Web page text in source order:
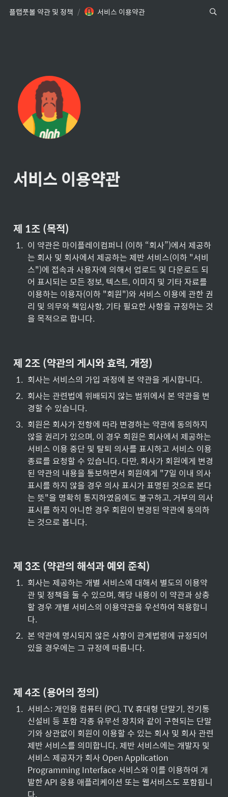
플랩풋볼 약관 및 정책 / 서비스 이용약관
서비스 이용약관
제 1조 (목적)
1. 이 약관은 마이플레이컴퍼니 (이하 “회사”)에서 제공하
는 회사 및 회사에서 제공하는 제반 서비스(이하 "서비
스")에 접속과 사용자에 의해서 업로드 및 다운로드 되
어 표시되는 모든 정보, 텍스트, 이미지 및 기타 자료를
이용하는 이용자(이하 "회원")와 서비스 이용에 관한 권
리 및 의무와 책임사항, 기타 필요한 사항을 규정하는 것
을 목적으로 합니다.
제 2조 (약관의 게시와 효력, 개정)
1. 회사는 서비스의 가입 과정에 본 약관을 게시합니다.
2. 회사는 관련법에 위배되지 않는 범위에서 본 약관을 변
경할 수 있습니다.
3. 회원은 회사가 전항에 따라 변경하는 약관에 동의하지
않을 권리가 있으며, 이 경우 회원은 회사에서 제공하는
서비스 이용 중단 및 탈퇴 의사를 표시하고 서비스 이용
종료를 요청할 수 있습니다. 다만, 회사가 회원에게 변경
된 약관의 내용을 통보하면서 회원에게 "7일 이내 의사
표시를 하지 않을 경우 의사 표시가 표명된 것으로 본다
는 뜻"을 명확히 통지하였음에도 불구하고, 거부의 의사
표시를 하지 아니한 경우 회원이 변경된 약관에 동의하
는 것으로 봅니다.
제 3조 (약관의 해석과 예외 준칙)
1. 회사는 제공하는 개별 서비스에 대해서 별도의 이용약
관 및 정책을 둘 수 있으며, 해당 내용이 이 약관과 상충
할 경우 개별 서비스의 이용약관을 우선하여 적용합니
다.
2. 본 약관에 명시되지 않은 사항이 관계법령에 규정되어
있을 경우에는 그 규정에 따릅니다.
제 4조 (용어의 정의)
1. 서비스: 개인용 컴퓨터 (PC), TV, 휴대형 단말기, 전기통
신설비 등 포함 각종 유무선 장치와 같이 구현되는 단말
기와 상관없이 회원이 이용할 수 있는 회사 및 회사 관련
제반 서비스를 의미합니다. 제반 서비스에는 개발자 및
서비스 제공자가 회사 Open Application
Programming Interface 서비스와 이를 이용하여 개
발한 API 응용 애플리케이션 또는 웹서비스도 포함됩니
다.